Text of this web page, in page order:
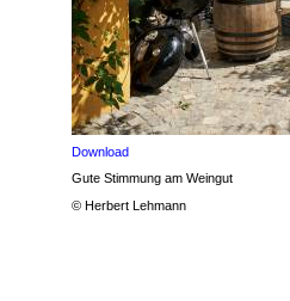
Download
Gute Stimmung am Weingut
© Herbert Lehmann